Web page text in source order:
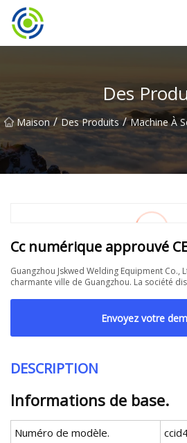
Des
Maison / Des Produits / Machine À
Cc numérique approuvé
Guangzhou Jskwed Welding Equipment Co.,
charmante ville de Guangzhou. La
Envoyez votre
DESCRIPTION
Informations de base.
Numéro de modèle.